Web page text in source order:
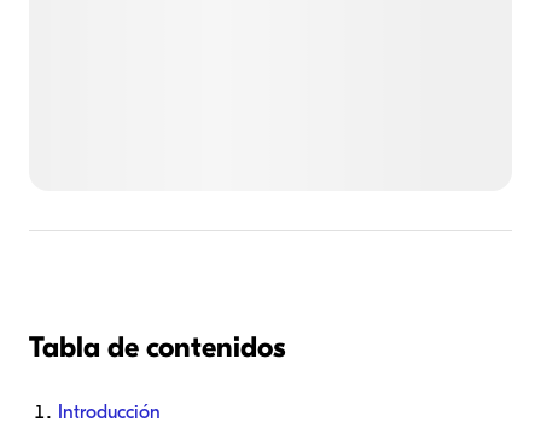
Tabla de contenidos
Introducción